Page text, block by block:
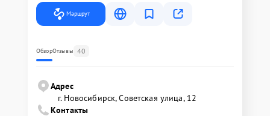
Маршрут
ОбзорОтзывы 40
Адрес
г. Новосибирск, Советская улица, 12
Контакты